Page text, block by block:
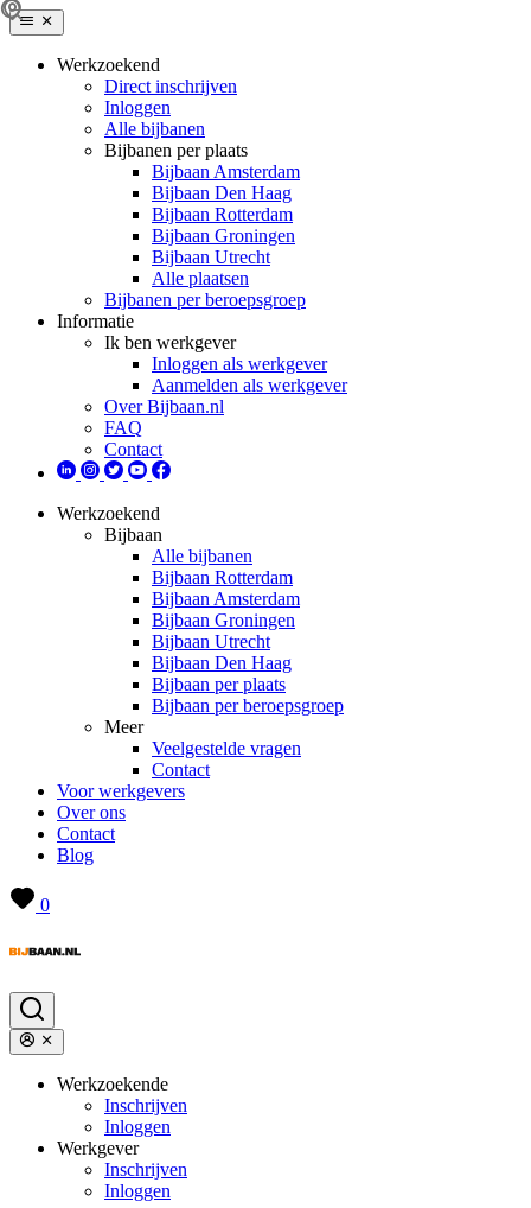
Werkzoekend
Direct inschrijven
Inloggen
Alle bijbanen
Bijbanen per plaats
Bijbaan Amsterdam
Bijbaan Den Haag
Bijbaan Rotterdam
Bijbaan Groningen
Bijbaan Utrecht
Alle plaatsen
Bijbanen per beroepsgroep
Informatie
Ik ben werkgever
Inloggen als werkgever
Aanmelden als werkgever
Over Bijbaan.nl
FAQ
Contact
Werkzoekend
Bijbaan
Alle bijbanen
Bijbaan Rotterdam
Bijbaan Amsterdam
Bijbaan Groningen
Bijbaan Utrecht
Bijbaan Den Haag
Bijbaan per plaats
Bijbaan per beroepsgroep
Meer
Veelgestelde vragen
Contact
Voor werkgevers
Over ons
Contact
Blog
0
Werkzoekende
Inschrijven
Inloggen
Werkgever
Inschrijven
Inloggen